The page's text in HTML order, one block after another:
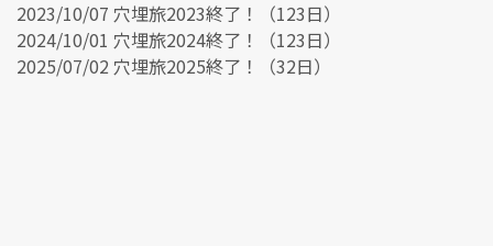
2023/10/07 穴埋旅2023終了！（123日）
2024/10/01 穴埋旅2024終了！（123日）
2025/07/02 穴埋旅2025終了！（32日）